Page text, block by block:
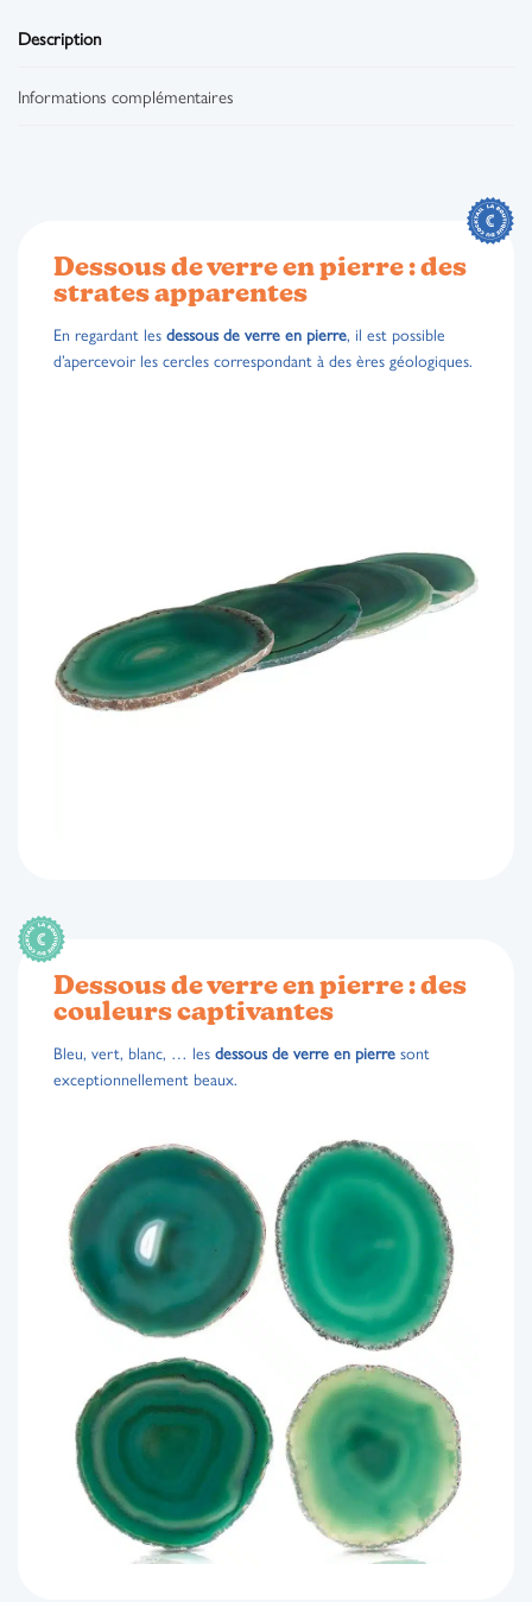
Description
Informations complémentaires
Dessous de verre en pierre : des
strates apparentes
En regardant les dessous de verre en pierre, il est possible
d’apercevoir les cercles correspondant à des ères géologiques.
Dessous de verre en pierre : des
couleurs captivantes
Bleu, vert, blanc, … les dessous de verre en pierre sont
exceptionnellement beaux.